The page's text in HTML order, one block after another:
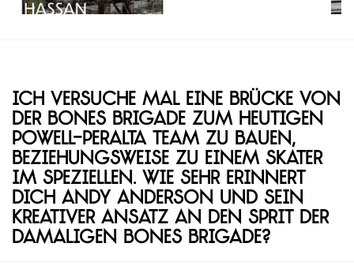
Ich versuche mal eine Brücke von
der Bones Brigade zum heutigen
Powell-Peralta Team zu bauen,
beziehungsweise zu einem Skater
im Speziellen. Wie sehr erinnert
dich Andy Anderson und sein
kreativer Ansatz an den Sprit der
damaligen Bones Brigade?